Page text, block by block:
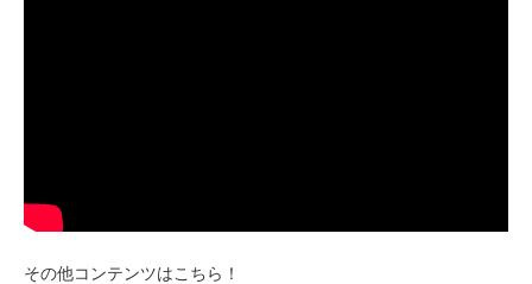
その他コンテンツはこちら！